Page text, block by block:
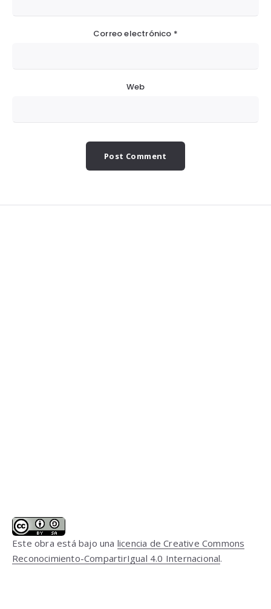
Correo electrónico *
Web
Este obra está bajo una licencia de Creative Commons
Reconocimiento-CompartirIgual 4.0 Internacional.